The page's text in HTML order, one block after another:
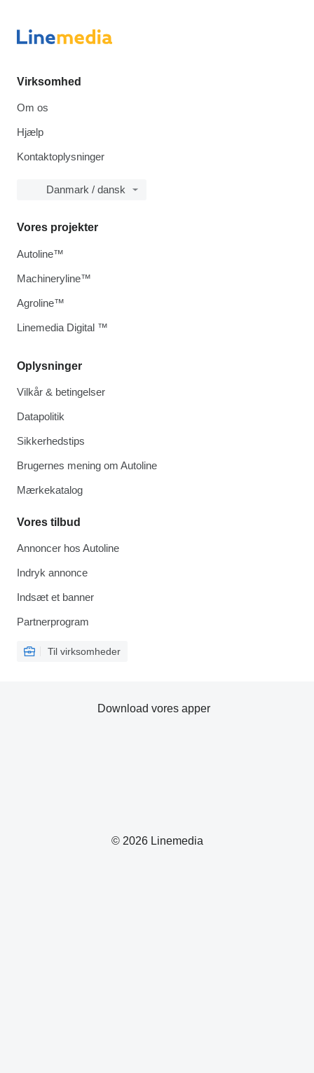
Virksomhed
Om os
Hjælp
Kontaktoplysninger
Danmark / dansk
Oplysninger
Vilkår & betingelser
Datapolitik
Sikkerhedstips
Brugernes mening om Autoline
Mærkekatalog
Vores tilbud
Annoncer hos Autoline
Indryk annonce
Indsæt et banner
Partnerprogram
Til virksomheder
Vores projekter
Autoline™
Machineryline™
Agroline™
Linemedia Digital ™
© 2026 Linemedia
Download vores apper